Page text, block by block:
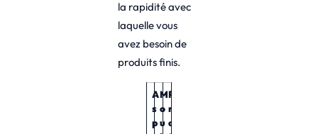
la rapidité avec
laquelle vous
avez besoin de
produits finis.
A
s
p
M
o
u
P
r
o